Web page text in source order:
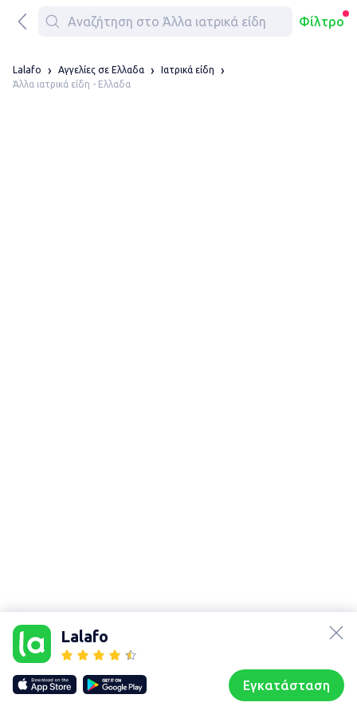
Φίλτρο
Lalafo
Εγκατάσταση
Lalafo Αγγελίες σε Ελλαδα
Ιατρικά είδη
Άλλα ιατρικά είδη - Ελλαδα
Our websites
lalafo.kg
lalafo.rs
lalafo.pl
Sitemap
Συζητήσεις Προφίλ